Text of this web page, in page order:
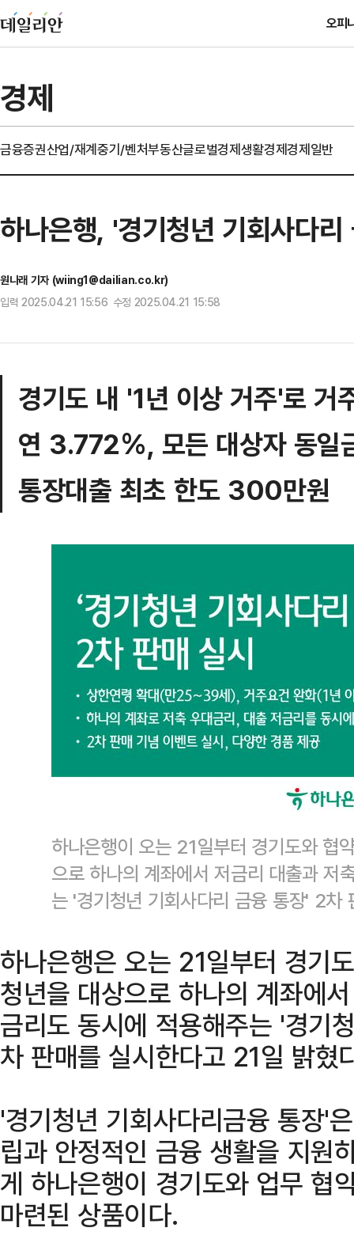
오피
경제
금융증권산업/재계중기/벤처부동산글로벌경제생활경제경제일반
하나은행, '경기청년 기회사다
원나래 기자 (wiing1@dailian.co.kr)
입력 2025.04.21 15:56 수정 2025.04.21 15:58
경기도 내 '1년 이상 거주'로 거
연 3.772%, 모든 대상자 동일
통장대출 최초 한도 300만원
하나은행이 오는 21일부터 경기도와
으로 하나의 계좌에서 저금리 대출과 저
는 '경기청년 기회사다리 금융 통장' 2
하나은행은 오는 21일부터 경기
청년을 대상으로 하나의 계좌에
금리도 동시에 적용해주는 '경기
차 판매를 실시한다고 21일 밝혔
'경기청년 기회사다리금융 통장'
립과 안정적인 금융 생활을 지원
게 하나은행이 경기도와 업무 협
마련된 상품이다.